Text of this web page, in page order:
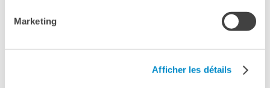
Marketing
Afficher les détails
Les doubles pronoms